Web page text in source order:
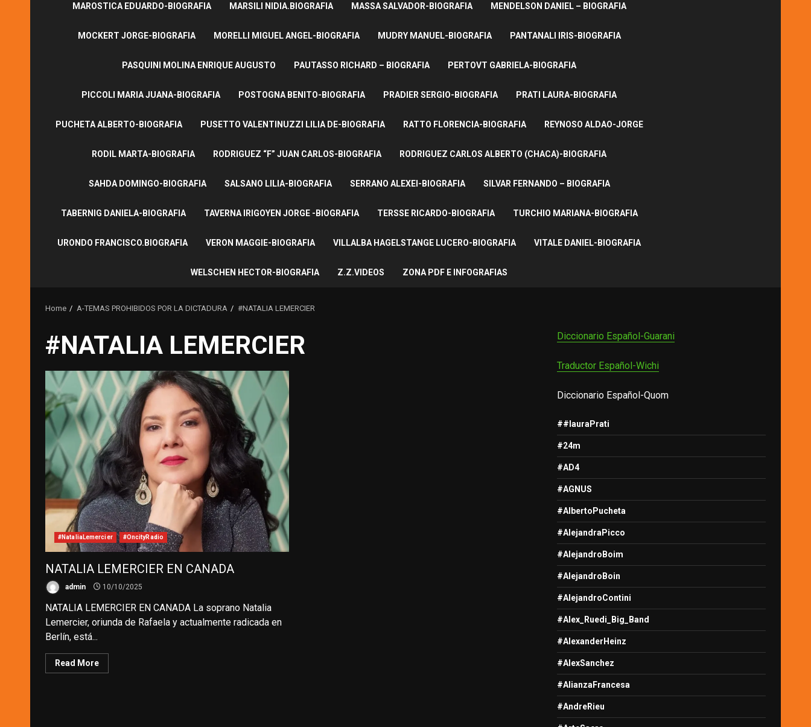
MAROSTICA EDUARDO-BIOGRAFIA MARSILI NIDIA.BIOGRAFIA MASSA SALVADOR-BIOGRAFIA MENDELSON DANIEL – BIOGRAFIA
MOCKERT JORGE-BIOGRAFIA MORELLI MIGUEL ANGEL-BIOGRAFIA MUDRY MANUEL-BIOGRAFIA PANTANALI IRIS-BIOGRAFIA
PASQUINI MOLINA ENRIQUE AUGUSTO PAUTASSO RICHARD – BIOGRAFIA PERTOVT GABRIELA-BIOGRAFIA
PICCOLI MARIA JUANA-BIOGRAFIA POSTOGNA BENITO-BIOGRAFIA PRADIER SERGIO-BIOGRAFIA PRATI LAURA-BIOGRAFIA
PUCHETA ALBERTO-BIOGRAFIA PUSETTO VALENTINUZZI LILIA DE-BIOGRAFIA RATTO FLORENCIA-BIOGRAFIA REYNOSO ALDAO-JORGE
RODIL MARTA-BIOGRAFIA RODRIGUEZ “F” JUAN CARLOS-BIOGRAFIA RODRIGUEZ CARLOS ALBERTO (CHACA)-BIOGRAFIA
SAHDA DOMINGO-BIOGRAFIA SALSANO LILIA-BIOGRAFIA SERRANO ALEXEI-BIOGRAFIA SILVAR FERNANDO – BIOGRAFIA
TABERNIG DANIELA-BIOGRAFIA TAVERNA IRIGOYEN JORGE -BIOGRAFIA TERSSE RICARDO-BIOGRAFIA TURCHIO MARIANA-BIOGRAFIA
URONDO FRANCISCO.BIOGRAFIA VERON MAGGIE-BIOGRAFIA VILLALBA HAGELSTANGE LUCERO-BIOGRAFIA VITALE DANIEL-BIOGRAFIA
WELSCHEN HECTOR-BIOGRAFIA Z.Z.VIDEOS ZONA PDF E INFOGRAFIAS
Home A-TEMAS PROHIBIDOS POR LA DICTADURA #NATALIA LEMERCIER
#NATALIA LEMERCIER
#NataliaLemercier #OncityRadio
NATALIA LEMERCIER EN CANADA
admin 10/10/2025
NATALIA LEMERCIER EN CANADA La soprano Natalia
Lemercier, oriunda de Rafaela y actualmente radicada en
Berlín, está...
Read More
Diccionario Español-Guarani
Traductor Español-Wichi
Diccionario Español-Quom
##lauraPrati
#24m
#AD4
#AGNUS
#AlbertoPucheta
#AlejandraPicco
#AlejandroBoim
#AlejandroBoin
#AlejandroContini
#Alex_Ruedi_Big_Band
#AlexanderHeinz
#AlexSanchez
#AlianzaFrancesa
#AndreRieu